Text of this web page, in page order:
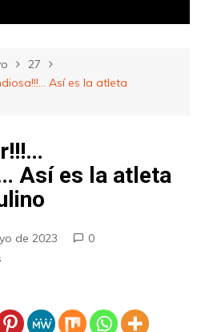
27
Así es la atleta
Así es la atleta
de 2023
0